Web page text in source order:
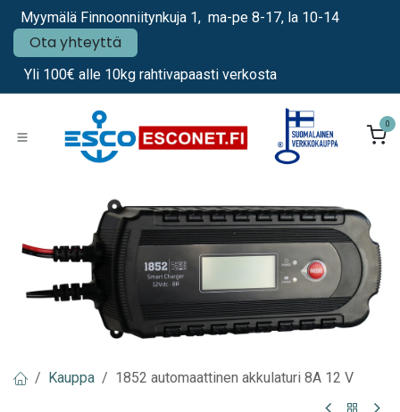
Siirry sisältöön
Myymälä Finnoonniitynkuja 1, ma-pe 8-17, la 10-14
Ota yhteyttä
Yli 100€ alle 10kg rahtivapaasti verkosta
0
Kauppa 1852 automaattinen akkulaturi 8A 12 V